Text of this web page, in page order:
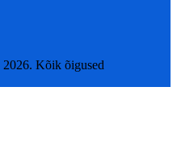
Kõik õigused